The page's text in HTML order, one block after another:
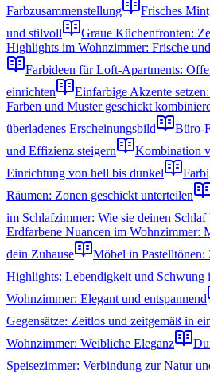
Farbzusammenstellung
Frisches
und stilvoll
Graue Küchenfronten:
Highlights im Wohnzimmer: Frische
Farbideen für Loft-Apartments:
einrichten
Einfarbige Akzente
Farben und Muster geschickt
überladenes Erscheinungsbild
Büro-
und Effizienz steigern
Kombination
Einrichtung von hell bis dunkel
Räumen: Zonen geschickt unterteilen
im Schlafzimmer: Wie sie deinen Schlaf
Erdfarbene Nuancen im Wohnzimmer:
dein Zuhause
Möbel in Pastelltönen:
Highlights: Lebendigkeit und Schwung
Wohnzimmer: Elegant und entspannend
Gegensätze: Zeitlos und zeitgemäß in
Wohnzimmer: Weibliche Eleganz
Speisezimmer: Verbindung zur Natur